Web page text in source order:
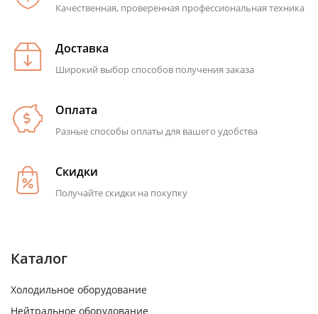
Качественная, проверенная профессиональная техника
Доставка
Широкий выбор способов получения заказа
Оплата
Разные способы оплаты для вашего удобства
Скидки
Получайте скидки на покупку
Каталог
Холодильное оборудование
Нейтральное оборудование